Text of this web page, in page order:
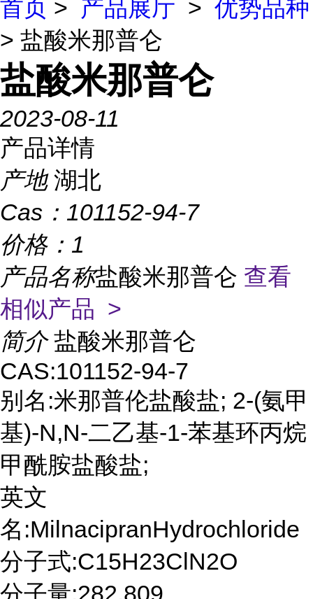
首页 > 产品展厅 > 优势品种
> 盐酸米那普仑
盐酸米那普仑
2023-08-11
产品详情
产地 湖北
Cas： 101152-94-7
价格： 1
产品名称盐酸米那普仑 查看
相似产品 >
简介 盐酸米那普仑
CAS:101152-94-7
别名:米那普伦盐酸盐; 2-(氨甲
基)-N,N-二乙基-1-苯基环丙烷
甲酰胺盐酸盐;
英文
名:MilnacipranHydrochloride
分子式:C15H23ClN2O
分子量:282.809